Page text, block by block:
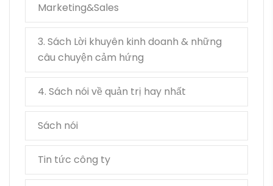
Marketing&Sales
3. Sách Lời khuyên kinh doanh & những
câu chuyện cảm hứng
4. Sách nói về quản trị hay nhất
Sách nói
Tin tức công ty